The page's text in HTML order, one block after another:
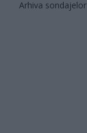
Arhiva sondajelor